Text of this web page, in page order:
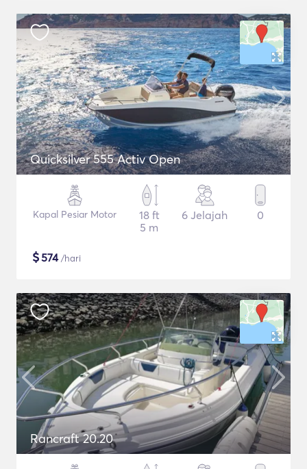
Quicksilver 555 Activ Open
Kapal Pesiar Motor
18 ft
5 m
6 Jelajah 0
$574/hari
Rancraft 20.20